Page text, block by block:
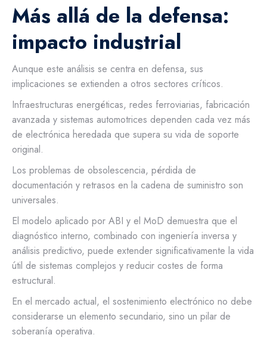
Más allá de la defensa:
impacto industrial
Aunque este análisis se centra en defensa, sus
implicaciones se extienden a otros sectores críticos.
Infraestructuras energéticas, redes ferroviarias, fabricación
avanzada y sistemas automotrices dependen cada vez más
de electrónica heredada que supera su vida de soporte
original.
Los problemas de obsolescencia, pérdida de
documentación y retrasos en la cadena de suministro son
universales.
El modelo aplicado por ABI y el MoD demuestra que el
diagnóstico interno, combinado con ingeniería inversa y
análisis predictivo, puede extender significativamente la vida
útil de sistemas complejos y reducir costes de forma
estructural.
En el mercado actual, el sostenimiento electrónico no debe
considerarse un elemento secundario, sino un pilar de
soberanía operativa.